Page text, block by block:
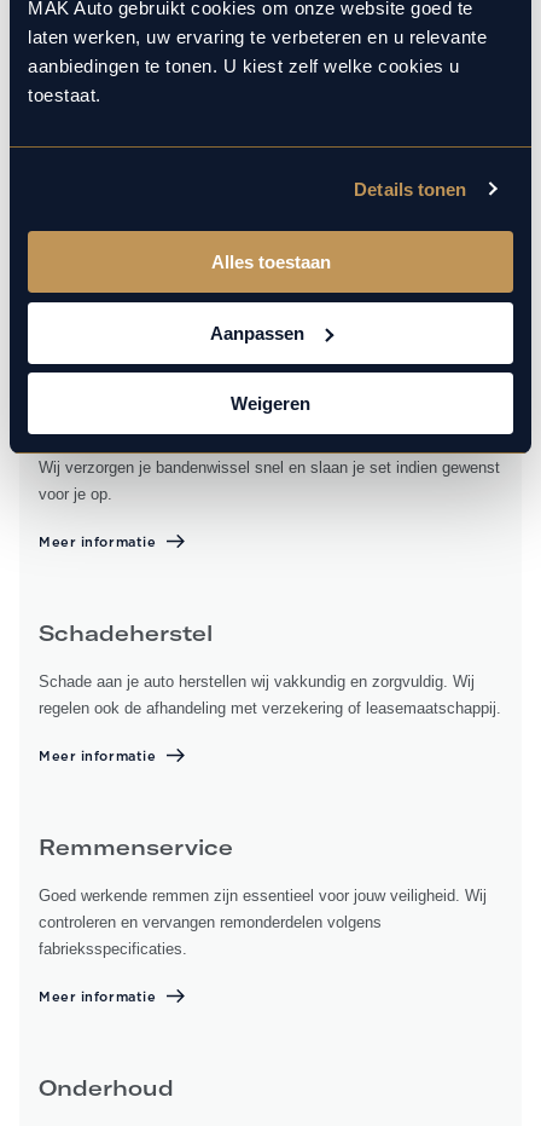
MAK Auto gebruikt cookies om onze website goed te
laten werken, uw ervaring te verbeteren en u relevante
aanbiedingen te tonen. U kiest zelf welke cookies u
toestaat.
Details tonen
Alles toestaan
Aanpassen
Weigeren
Wij onderhouden en reinigen je aircosysteem voor optimale
werking en betrouwbaarheid.
APK
Blijf veilig en zorgeloos onderweg met een tijdige APK-keuring. Wij
keuren je auto zorgvuldig en geven vooraf duidelijkheid over
eventuele werkzaamheden.
Meer informatie
Wij verzorgen je bandenwissel snel en slaan je set indien gewenst
voor je op.
Meer informatie
Schadeherstel
Schade aan je auto herstellen wij vakkundig en zorgvuldig. Wij
regelen ook de afhandeling met verzekering of leasemaatschappij.
Meer informatie
Remmenservice
Goed werkende remmen zijn essentieel voor jouw veiligheid. Wij
controleren en vervangen remonderdelen volgens
fabrieksspecificaties.
Meer informatie
Onderhoud